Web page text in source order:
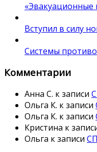
«Эвакуационные
Вступил в силу
Системы
Комментарии
Анна С. к записи
Ольга К. к записи
Ольга К. к записи
Кристина к
Ольга к записи